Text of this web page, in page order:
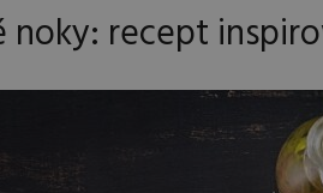
noky: recept